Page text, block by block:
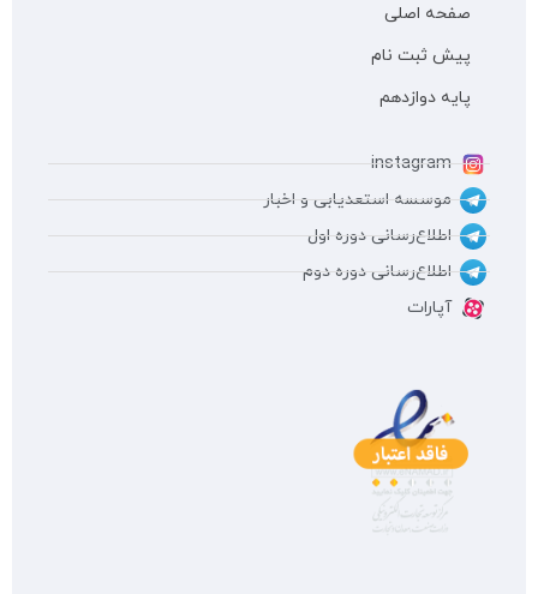
صفحه اصلی
پیش ثبت نام
پایه دوازدهم
instagram
موسسه استعدیابی و اخبار
اطلاع‌رسانی دوره اول
اطلاع‌رسانی دوره دوم
آپارات